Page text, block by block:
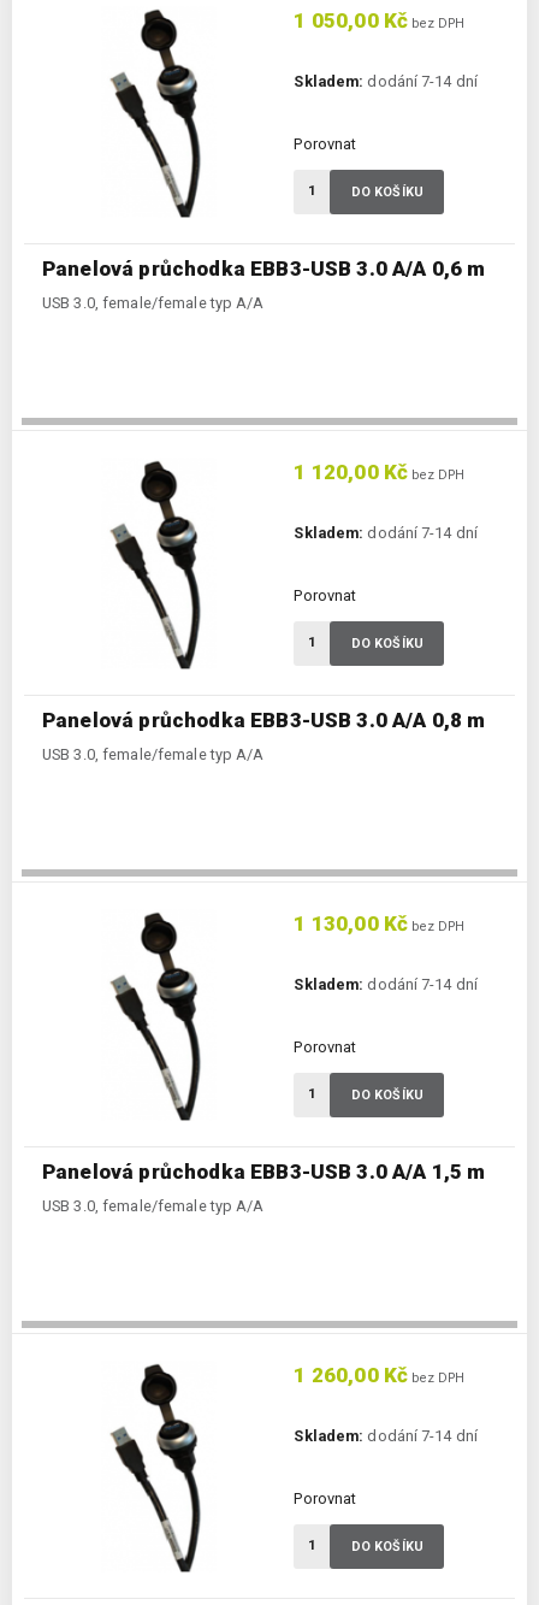
Panelová průchodka EBB3-USB 3.0 A/A 0,6 m
USB 3.0, female/female typ A/A
1 050,00 Kč bez DPH
Skladem: dodání 7-14 dní
Porovnat
DO KOŠÍKU
Panelová průchodka EBB3-USB 3.0 A/A 0,8 m
USB 3.0, female/female typ A/A
1 120,00 Kč bez DPH
Skladem: dodání 7-14 dní
Porovnat
DO KOŠÍKU
Panelová průchodka EBB3-USB 3.0 A/A 1,5 m
USB 3.0, female/female typ A/A
1 130,00 Kč bez DPH
Skladem: dodání 7-14 dní
Porovnat
DO KOŠÍKU
1 260,00 Kč bez DPH
Skladem: dodání 7-14 dní
Porovnat
DO KOŠÍKU